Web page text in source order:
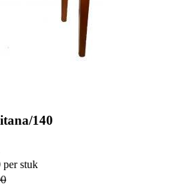
140
per stuk